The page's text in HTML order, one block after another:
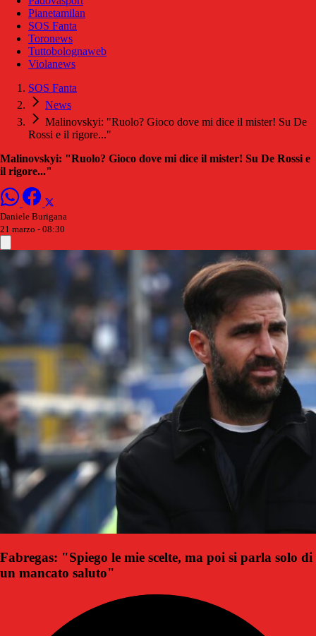
Pianetamilan
SOS Fanta
Toronews
Tuttobolognaweb
Violanews
SOS Fanta
News
Malinovskyi: "Ruolo? Gioco dove mi dice il mister! Su De
Rossi e il rigore..."
Malinovskyi: "Ruolo? Gioco dove mi dice il mister! Su De Rossi e
il rigore..."
Daniele Burigana
21 marzo - 08:30
Fabregas: "Spiego le mie scelte, ma poi si parla solo di
un mancato saluto"